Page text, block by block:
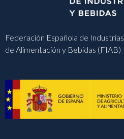
Federación Española de Industrias
de Alimentación y Bebidas (FIAB)